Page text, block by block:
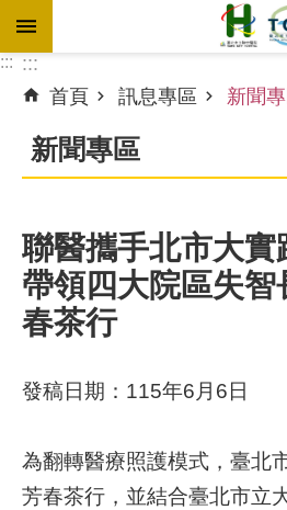
跳到主要內容區塊
進
搜
尋
訊
息
專
本
院
::: :::
首頁
訊息專區 新聞
新聞專區
聯醫攜手北市大實
帶領四大院區失智
春茶行
發稿日期：115年6月6日
為翻轉醫療照護模式，臺北
芳春茶行，並結合臺北市立